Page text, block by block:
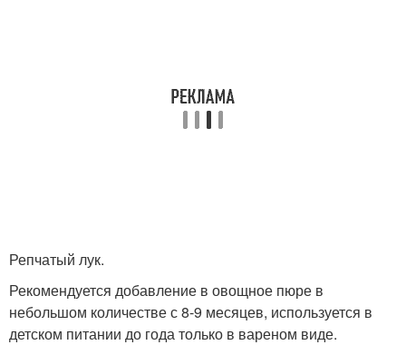
Репчатый лук.
Рекомендуется добавление в овощное пюре в
небольшом количестве с 8-9 месяцев, используется в
детском питании до года только в вареном виде.